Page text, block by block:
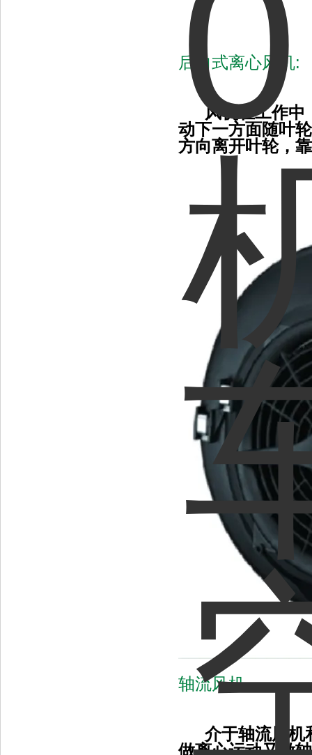
后向式离心风机:
风机在工作中
动下一方面随叶
方向离开叶轮，
轴流风机
介于轴流风机
做离心运动又做